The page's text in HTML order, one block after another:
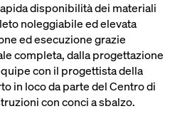
disponibilità dei materiali
noleggiabile ed elevata
ed esecuzione grazie
completa, dalla progettazione
con il progettista della
in loco da parte del Centro di
con conci a sbalzo.